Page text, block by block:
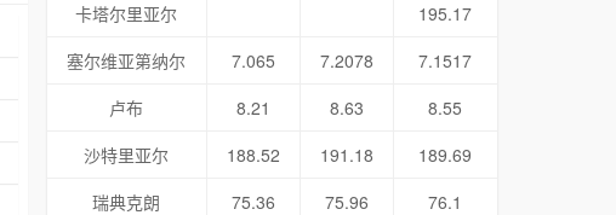
卡塔尔里亚尔
195.17
塞尔维亚第纳尔
7.065 7.2078
7.1517
卢布
8.21 8.63
8.55
沙特里亚尔
188.52 191.18
189.69
瑞典克朗
75.36 75.96
76.1